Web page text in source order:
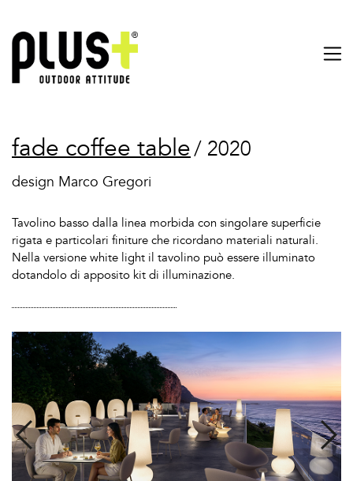
fade coffee table/ 2020
design Marco Gregori
Tavolino basso dalla linea morbida con singolare superficie
rigata e particolari finiture che ricordano materiali naturali.
Nella versione white light il tavolino può essere illuminato
dotandolo di apposito kit di illuminazione.